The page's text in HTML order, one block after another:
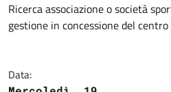
Ricerca associazione o società
gestione in concessione del
Data: